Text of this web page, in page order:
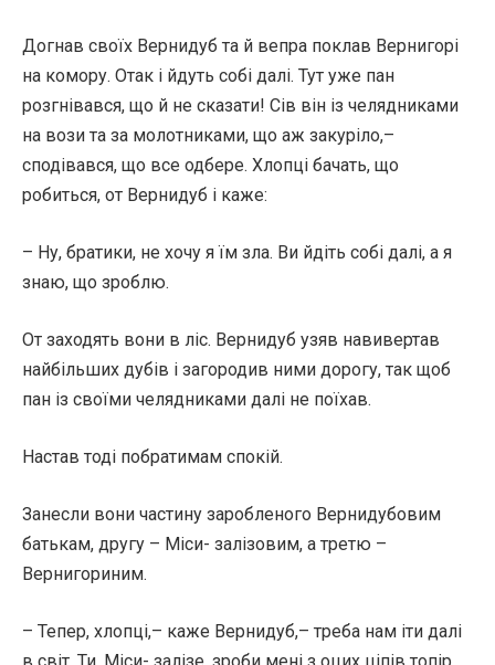
Догнав своїх Вернидуб та й вепра поклав Вернигорі
на комору. Отак і йдуть собі далі. Тут уже пан
розгнівався, що й не сказати! Сів він із челядниками
на вози та за молотниками, що аж закуріло,–
сподівався, що все одбере. Хлопці бачать, що
робиться, от Вернидуб і каже:
– Ну, братики, не хочу я їм зла. Ви йдіть собі далі, а я
знаю, що зроблю.
От заходять вони в ліс. Вернидуб узяв навивертав
найбільших дубів і загородив ними дорогу, так щоб
пан із своїми челядниками далі не поїхав.
Настав тоді побратимам спокій.
Занесли вони частину заробленого Вернидубовим
батькам, другу – Міси- залізовим, а третю –
Вернигориним.
– Тепер, хлопці,– каже Вернидуб,– треба нам іти далі